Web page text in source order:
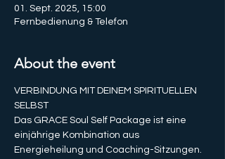
01. Sept. 2025, 15:00
Fernbedienung & Telefon
About the event
VERBINDUNG MIT DEINEM SPIRITUELLEN
SELBST
Das GRACE Soul Self Package ist eine
einjährige Kombination aus
Energieheilung und Coaching-Sitzungen.